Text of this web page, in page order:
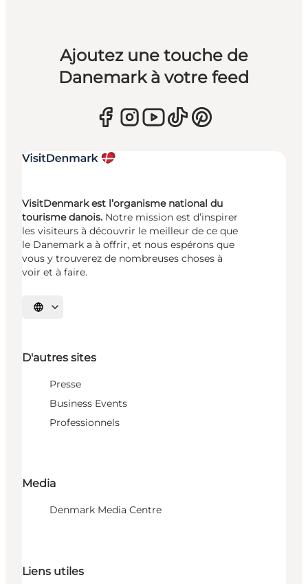
Ajoutez une touche de
Danemark à votre feed
VisitDenmark est l’organisme national du
tourisme danois. Notre mission est d’inspirer
les visiteurs à découvrir le meilleur de ce que
le Danemark a à offrir, et nous espérons que
vous y trouverez de nombreuses choses à
voir et à faire.
Choisissez la langue
D'autres sites
Presse
Business Events
Professionnels
Media
Denmark Media Centre
Liens utiles